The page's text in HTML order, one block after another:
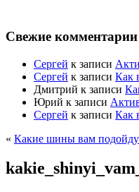
Свежие комментарии
Сергей к записи
Сергей к записи Как
Дмитрий к записи
Юрий к записи
Сергей к записи Как
« Какие шины вам